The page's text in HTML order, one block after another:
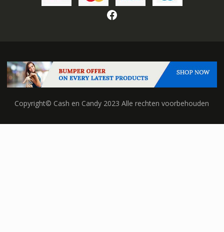
Facebook
Copyright© Cash en Candy 2023 Alle rechten voorbehouden